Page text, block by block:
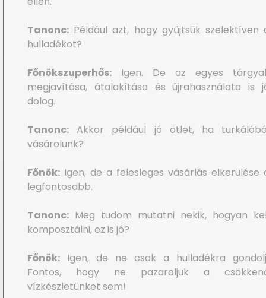
Tanonc: Például azt, hogy gyűjtsük szelektíven
hulladékot?
Főnökszuperhős: Igen. De az egyes
megjavítása, átalakítása és újrahasználata is
dolog.
Tanonc: Akkor például jó ötlet, ha
vásárolunk?
Főnök: Igen, de a felesleges vásárlás elkerülése
legfontosabb.
Tanonc: Meg tudom mutatni nekik, hogyan
komposztálni, ez is jó?
Főnök: Igen, de ne csak a hulladékra
Fontos, hogy ne pazaroljuk a
vízkészletünket sem!